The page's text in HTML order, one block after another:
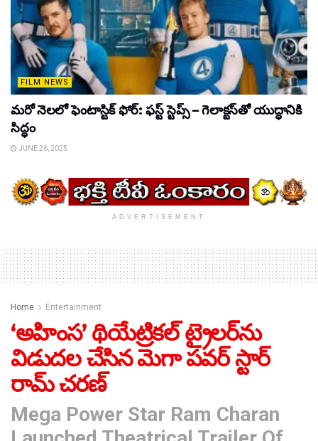
FILM NEWS
మరో నెలలో ఫెంటాస్టిక్ ఫోర్: ఫస్ట్ స్టెప్స్ – గెలాక్టస్‌తో యుద్ధానికి
సిద్ధం
JUNE 26, 2025
ADVERTISEMENT
Home Entertainment
‘అహింస’ థియేట్రికల్ ట్రైలర్‌ను
విడుదల చేసిన మెగా పవర్ స్టార్
రామ్ చరణ్
Mega Power Star Ram Charan